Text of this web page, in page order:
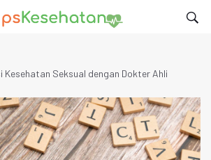
Kesehatan Seksual dengan Dokter Ahli